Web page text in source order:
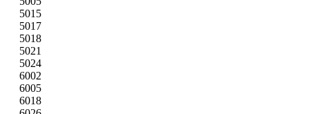
5015
5017
5018
5021
5024
6002
6005
6018